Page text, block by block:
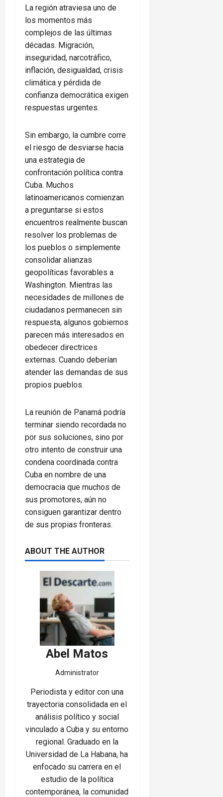
La región atraviesa uno de
los momentos más
complejos de las últimas
décadas. Migración,
inseguridad, narcotráfico,
inflación, desigualdad, crisis
climática y pérdida de
confianza democrática exigen
respuestas urgentes.
Sin embargo, la cumbre corre
el riesgo de desviarse hacia
una estrategia de
confrontación política contra
Cuba. Muchos
latinoamericanos comienzan
a preguntarse si estos
encuentros realmente buscan
resolver los problemas de
los pueblos o simplemente
consolidar alianzas
geopolíticas favorables a
Washington. Mientras las
necesidades de millones de
ciudadanos permanecen sin
respuesta, algunos gobiernos
parecen más interesados en
obedecer directrices
externas. Cuando deberían
atender las demandas de sus
propios pueblos.
La reunión de Panamá podría
terminar siendo recordada no
por sus soluciones, sino por
otro intento de construir una
condena coordinada contra
Cuba en nombre de una
democracia que muchos de
sus promotores, aún no
consiguen garantizar dentro
de sus propias fronteras.
ABOUT THE AUTHOR
Abel Matos
Administrator
Periodista y editor con una
trayectoria consolidada en el
análisis político y social
vinculado a Cuba y su entorno
regional. Graduado en la
Universidad de La Habana, ha
enfocado su carrera en el
estudio de la política
contemporánea, la comunidad